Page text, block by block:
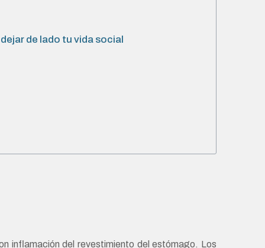
de lado tu vida social
inflamación del revestimiento del estómago. Los